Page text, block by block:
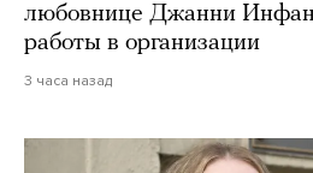
любовнице Джанни
работы в организации
3 часа назад